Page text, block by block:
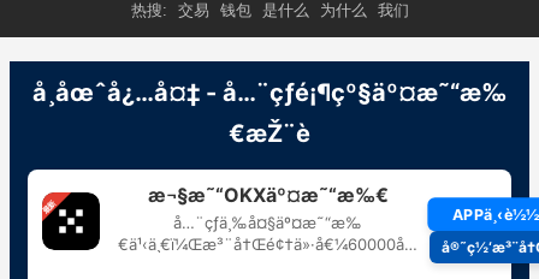
热搜: 交易 钱包 是什么 为什么 我们